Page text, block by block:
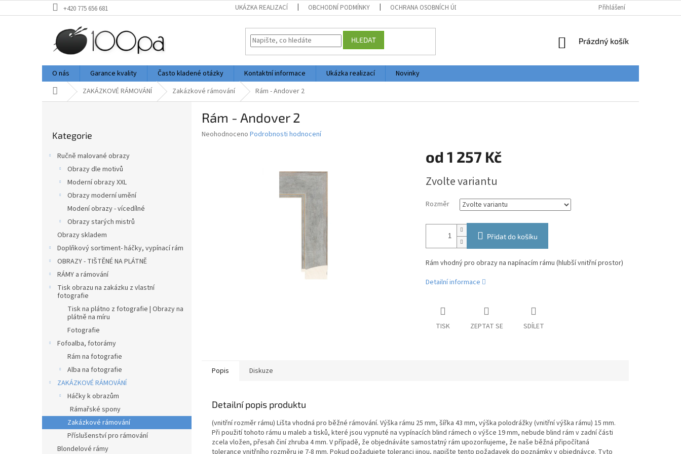
na
+420 775 656 681 UKÁZKA REALIZACÍ OBCHODNÍ PODMÍNKY OCHRANA OSOBNÍCH ÚDAJŮ Přihlášení
HLEDAT
NÁKUPNÍ
Prázdný košík
O nás Garance kvality Často kladené otázky Kontaktní informace Ukázka realizací
Novinky
Domů ZAKÁZKOVÉ RÁMOVÁNÍ Zakázkové rámování Rám - Andover 2
kategorie
Kategorie
Ručně malované obrazy
Obrazy dle motivů
Moderní obrazy XXL
Obrazy moderní umění
Modení obrazy - vícedílné
Obrazy starých mistrů
Obrazy skladem
Doplňkový sortiment- háčky, vypínací rám
OBRAZY - TIŠTĚNÉ NA PLÁTNĚ
RÁMY a rámování
Tisk obrazu na zakázku z vlastní
fotografie
Tisk na plátno z fotografie | Obrazy na
plátně na míru
Fotografie
Fofoalba, fotorámy
Rám na fotografie
Alba na fotografie
ZAKÁZKOVÉ RÁMOVÁNÍ
Háčky k obrazům
Rámařské spony
Zakázkové rámování
Příslušenství pro rámování
Blondelové rámy
Rám - Andover 2
Průměrné
Neohodnoceno Podrobnosti hodnocení
od 1 257 Kč
cena:
Zvolte variantu
Rozměr
Přidat do košíku
Rám vhodný pro obrazy na napínacím rámu (hlubší vnitřní prostor)
Detailní informace
TISK ZEPTAT SE SDÍLET
Popis Diskuze
Detailní popis produktu
(vnitřní rozměr rámu) Lišta vhodná pro běžné rámování. Výška rámu 25 mm, šířka 43 mm, výška polodrážky (vnitřní výška rámu) 15 mm.
Při použití tohoto rámu u maleb a tisků, které jsou vypnuté na vypínacích blind rámech o výšce 19 mm, nebude blind rám v zadní části
zcela vložen, přesah činí zhruba 4 mm. V případě, že objednáváte samostatný rám upozorňujeme, že naše běžná připočítaná